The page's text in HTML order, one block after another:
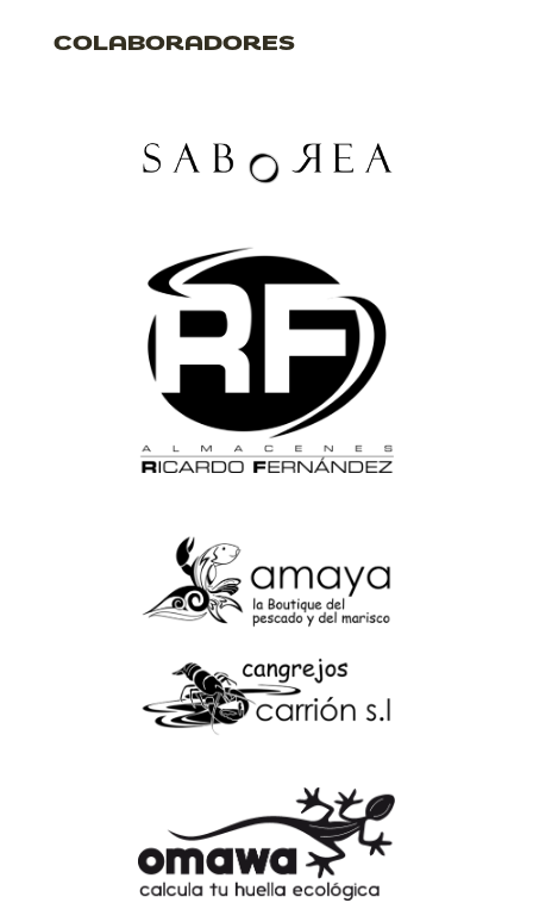
COLABORADORES